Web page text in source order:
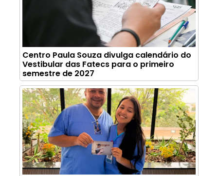
Centro Paula Souza divulga calendário do
Vestibular das Fatecs para o primeiro
semestre de 2027